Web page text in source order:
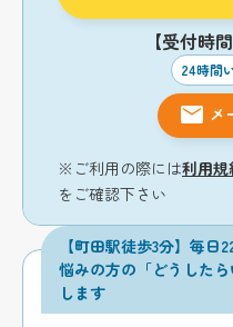
【受付時
24時間
メ
※ご利用の際には利用規
をご確認下さい
【町田駅徒歩3分】毎
悩みの方の「どうした
します